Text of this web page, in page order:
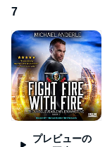
7
プレビューの